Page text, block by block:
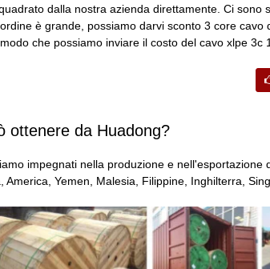
dalla nostra azienda direttamente. Ci
è grande, possiamo darvi sconto 3 core
che possiamo inviare il costo del cavo xlpe 3c
ottenere da Huadong?
impegnati nella produzione e
America, Yemen, Malesia, Filippine, Inghilterra,